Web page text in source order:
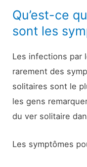
Qu’est-ce
sont les
Les infections par
rarement des
solitaires sont le
les gens
du ver solitaire
Les symptômes